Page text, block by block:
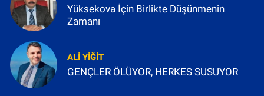
Yüksekova İçin Birlikte Düşünmenin
Zamanı
ALI YIĞIT
GENÇLER ÖLÜYOR, HERKES SUSUYOR